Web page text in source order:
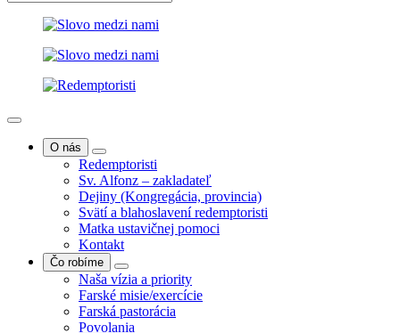
O nás
Redemptoristi
Sv. Alfonz – zakladateľ
Dejiny (Kongregácia, provincia)
Svätí a blahoslavení redemptoristi
Matka ustavičnej pomoci
Kontakt
Čo robíme
Naša vízia a priority
Farské misie/exercície
Farská pastorácia
Povolania